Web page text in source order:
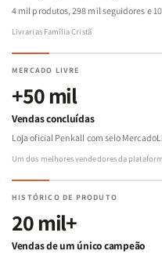
4 mil produtos, 298 mil seguidores e
Livrarias Família Cristã
MERCADO LIVRE
+50 mil
Vendas concluídas
Loja oficial Penkall com selo
Um dos melhores vendedores da
HISTÓRICO DE PRODUTO
20 mil+
Vendas de um único campeão